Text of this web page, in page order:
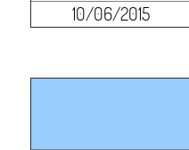
10/06/2015